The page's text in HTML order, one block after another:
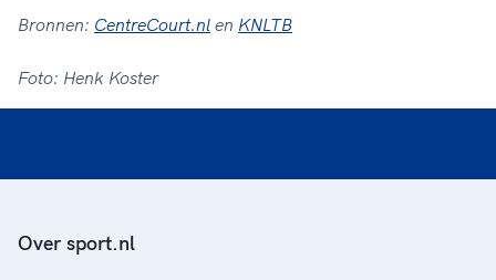
Bronnen: CentreCourt.nl en KNLTB
Foto: Henk Koster
Over sport.nl